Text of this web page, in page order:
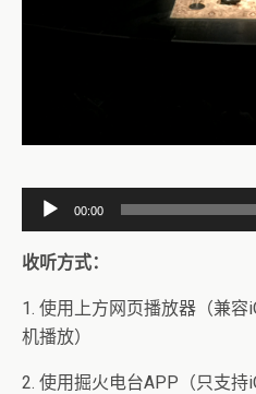
频
播
器
00:00
收听方式：
1. 使用上方网页播放器（兼
机播放）
2. 使用掘火电台APP（只支